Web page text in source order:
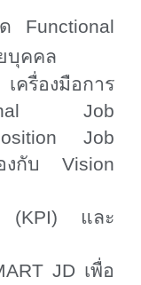
Functional
บุคคล
เครื่องมือการ
Job
Job
กับ Vision
(KPI) และ
JD เพื่อ